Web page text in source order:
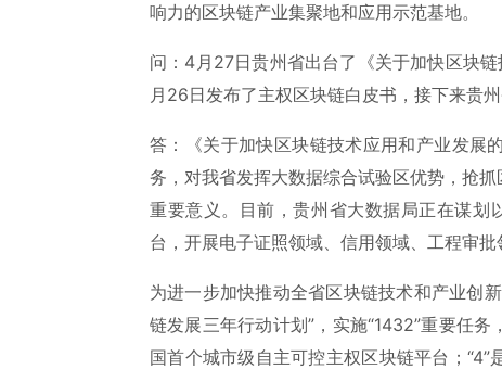
响力的区块链产业集聚地和应用示范基地。
问：4月27日贵州省出台了《关于加快区块
月26日发布了主权区块链白皮书，接下来贵
答：《关于加快区块链技术应用和产业发展
务，对我省发挥大数据综合试验区优势，抢
重要意义。目前，贵州省大数据局正在谋划
台，开展电子证照领域、信用领域、工程审批
为进一步加快推动全省区块链技术和产业创
链发展三年行动计划”，实施“1432”重要任务
国首个城市级自主可控主权区块链平台；